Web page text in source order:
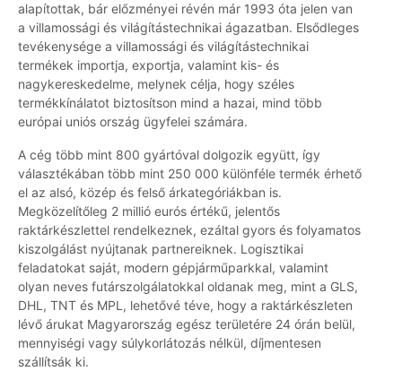
alapítottak, bár előzményei révén már 1993 óta jelen van
a villamossági és világítástechnikai ágazatban. Elsődleges
tevékenysége a villamossági és világítástechnikai
termékek importja, exportja, valamint kis- és
nagykereskedelme, melynek célja, hogy széles
termékkínálatot biztosítson mind a hazai, mind több
európai uniós ország ügyfelei számára.
A cég több mint 800 gyártóval dolgozik együtt, így
választékában több mint 250 000 különféle termék érhető
el az alsó, közép és felső árkategóriákban is.
Megközelítőleg 2 millió eurós értékű, jelentős
raktárkészlettel rendelkeznek, ezáltal gyors és folyamatos
kiszolgálást nyújtanak partnereiknek. Logisztikai
feladatokat saját, modern gépjárműparkkal, valamint
olyan neves futárszolgálatokkal oldanak meg, mint a GLS,
DHL, TNT és MPL, lehetővé téve, hogy a raktárkészleten
lévő árukat Magyarország egész területére 24 órán belül,
mennyiségi vagy súlykorlátozás nélkül, díjmentesen
szállítsák ki.